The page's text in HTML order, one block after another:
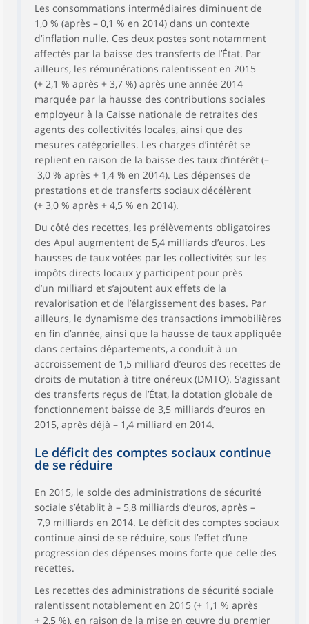
Les consommations intermédiaires diminuent de
1,0 % (après – 0,1 % en 2014) dans un contexte
d’inflation nulle. Ces deux postes sont notamment
affectés par la baisse des transferts de l’État. Par
ailleurs, les rémunérations ralentissent en 2015
(+ 2,1 % après + 3,7 %) après une année 2014
marquée par la hausse des contributions sociales
employeur à la Caisse nationale de retraites des
agents des collectivités locales, ainsi que des
mesures catégorielles. Les charges d’intérêt se
replient en raison de la baisse des taux d’intérêt (–
3,0 % après + 1,4 % en 2014). Les dépenses de
prestations et de transferts sociaux décélèrent
(+ 3,0 % après + 4,5 % en 2014).
Du côté des recettes, les prélèvements obligatoires
des Apul augmentent de 5,4 milliards d’euros. Les
hausses de taux votées par les collectivités sur les
impôts directs locaux y participent pour près
d’un milliard et s’ajoutent aux effets de la
revalorisation et de l’élargissement des bases. Par
ailleurs, le dynamisme des transactions immobilières
en fin d’année, ainsi que la hausse de taux appliquée
dans certains départements, a conduit à un
accroissement de 1,5 milliard d’euros des recettes de
droits de mutation à titre onéreux (DMTO). S’agissant
des transferts reçus de l’État, la dotation globale de
fonctionnement baisse de 3,5 milliards d’euros en
2015, après déjà – 1,4 milliard en 2014.
Le déficit des comptes sociaux continue
de se réduire
En 2015, le solde des administrations de sécurité
sociale s’établit à – 5,8 milliards d’euros, après –
7,9 milliards en 2014. Le déficit des comptes sociaux
continue ainsi de se réduire, sous l’effet d’une
progression des dépenses moins forte que celle des
recettes.
Les recettes des administrations de sécurité sociale
ralentissent notablement en 2015 (+ 1,1 % après
+ 2,5 %), en raison de la mise en œuvre du premier